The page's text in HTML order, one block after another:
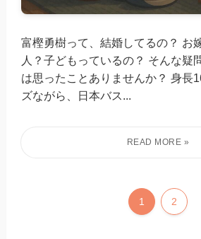
富樫勇樹って、結婚してるの？ お
人？子どもっているの？ そんな疑
は思ったことありませんか？ 身長
ズながら、日本バス...
1 2